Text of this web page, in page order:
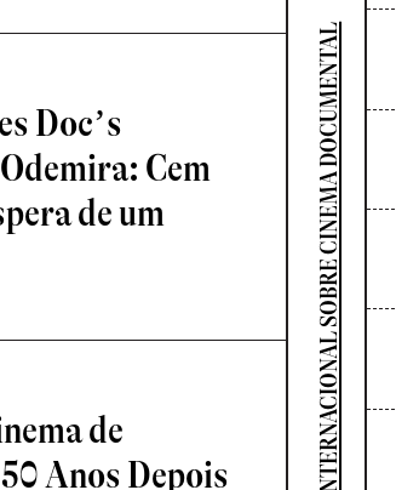
Doc’s
Cem
de um
de
Anos Depois
SEMINÁRIO INTERNACIONAL SOBRE CINEMA DOCUMENTAL